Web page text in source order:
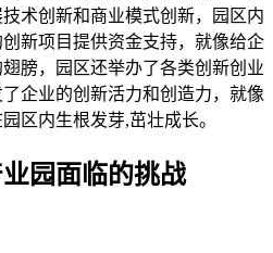
术创新和商业模式创新，园区内
新项目提供资金支持，就像给企
膀，园区还举办了各类创新创业
企业的创新活力和创造力，就像
区内生根发芽,茁壮成长。
园面临的挑战